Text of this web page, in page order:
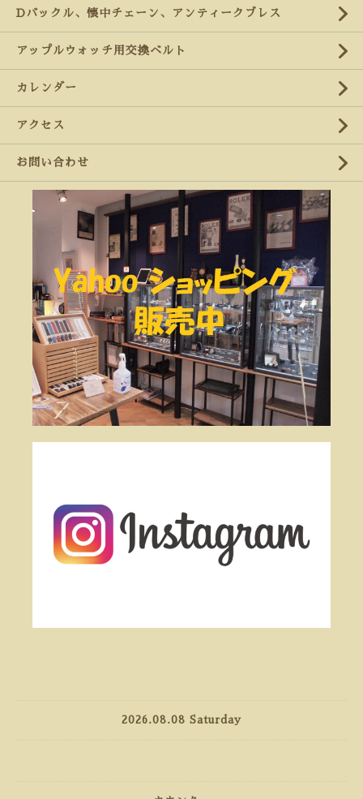
Dバックル、懐中チェーン、アンティークブレス
アップルウォッチ用交換ベルト
カレンダー
アクセス
お問い合わせ
2026.08.08 Saturday